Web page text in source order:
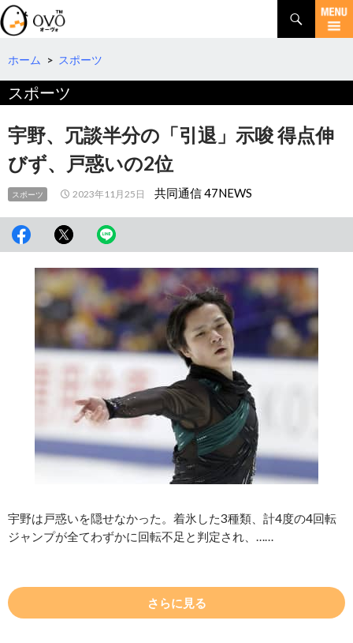
検
索
コ
テ
へ
移
ホーム > スポーツ
スポーツ
宇野、冗談半分の「引退」示唆 得点伸
びず、戸惑いの2位
スポーツ 2023年11月25日 共同通信 47NEWS
宇野は戸惑いを隠せなかった。着氷した3種類、計4度の4回転
ジャンプが全てわずかに回転不足と判定され、……
さらに見る